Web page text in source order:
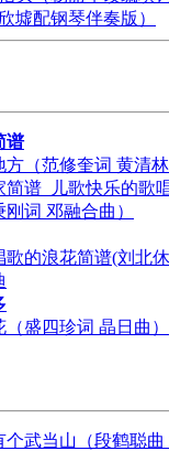
墟配钢琴伴奏版）
谱
（范修奎词 黄清林
简谱_儿歌快乐的歌
词 邓融合曲）
歌的浪花简谱(刘北
盛四珍词 晶日曲）
武当山（段鹤聪曲